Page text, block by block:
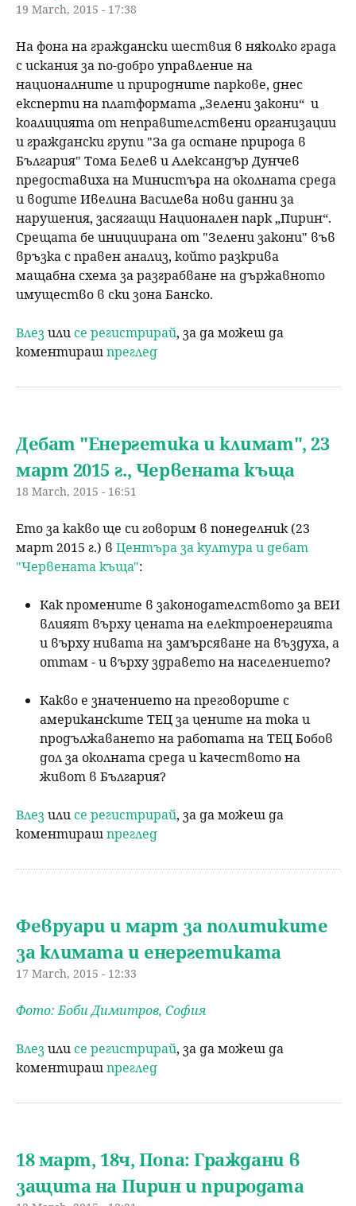
19 March, 2015 - 17:38
На фона на граждански шествия в няколко града
с искания за по-добро управление на
националните и природните паркове, днес
експерти на платформата „Зелени закони“ и
коалицията от неправителствени организации
и граждански групи "За да остане природа в
България" Тома Белев и Александър Дунчев
предоставиха на Министъра на околната среда
и водите Ивелина Василева нови данни за
нарушения, засягащи Национален парк „Пирин“.
Срещата бе инициирана от "Зелени закони" във
връзка с правен анализ, който разкрива
мащабна схема за разграбване на държавното
имущество в ски зона Банско.
Влезили се регистрирай, за да можеш да
коментирашпреглед
Дебат "Енергетика и климат", 23
март 2015 г., Червената къща
18 March, 2015 - 16:51
Ето за какво ще си говорим в понеделник (23
март 2015 г.) в Центъра за култура и дебат
"Червената къща":
Как промените в законодателството за ВЕИ
влияят върху цената на електроенергията
и върху нивата на замърсяване на въздуха, а
оттам - и върху здравето на населението?
Какво е значението на преговорите с
американските ТЕЦ за цените на тока и
продължаването на работата на ТЕЦ Бобов
дол за околната среда и качеството на
живот в България?
Влезили се регистрирай, за да можеш да
коментирашпреглед
Февруари и март за политиките
за климата и енергетиката
17 March, 2015 - 12:33
Фото: Боби Димитров, София
Влезили се регистрирай, за да можеш да
коментирашпреглед
18 март, 18ч, Попа: Граждани в
защита на Пирин и природата